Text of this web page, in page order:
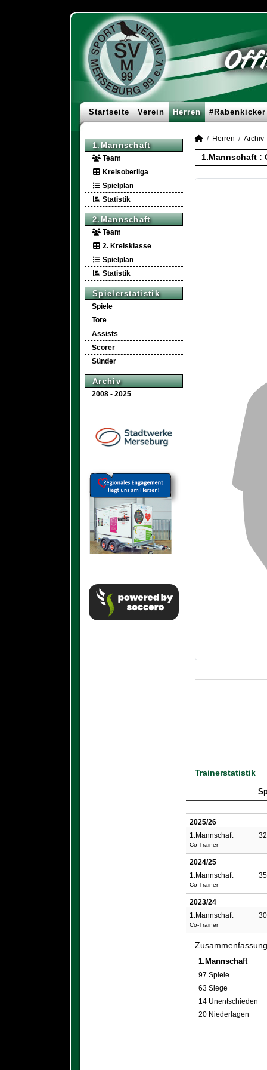
Startseite Verein Herren #Rabenkicker
1.Mannschaft
Team
Kreisoberliga
Spielplan
Statistik
2.Mannschaft
Team
2. Kreisklasse
Spielplan
Statistik
Spielerstatistik
Spiele
Tore
Assists
Scorer
Sünder
Archiv
2008 - 2025
Herren Archiv
1.Mannschaft :
Trainerstatistik
2025/26
1.Mannschaft
Co-Trainer
32
2024/25
1.Mannschaft
Co-Trainer
35
2023/24
1.Mannschaft
Co-Trainer
30
Zusammenfassung
1.Mannschaft
97 Spiele
63 Siege
14 Unentschieden
20 Niederlagen